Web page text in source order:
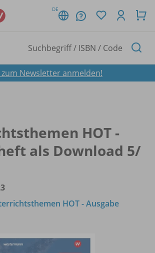
DE
zum Newsletter anmelden!
HOT -
als Download 5/
HOT - Ausgabe